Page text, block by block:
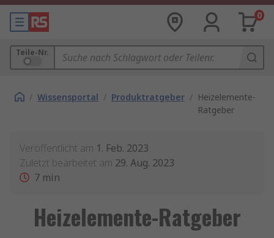
0
Teile-Nr.
/ Wissensportal / Produktratgeber / Heizelemente-
Ratgeber
Veröffentlicht am 1. Feb. 2023
Zuletzt bearbeitet am 29. Aug. 2023
7 min
Heizelemente-Ratgeber